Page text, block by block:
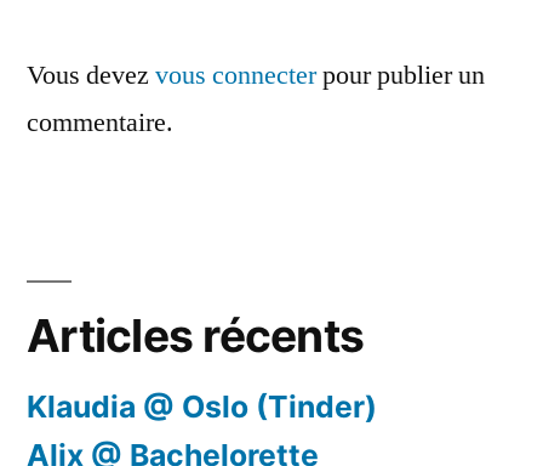
Vous devez vous connecterpour publier un
commentaire.
Articles récents
Klaudia @ Oslo (Tinder)
Alix @ Bachelorette